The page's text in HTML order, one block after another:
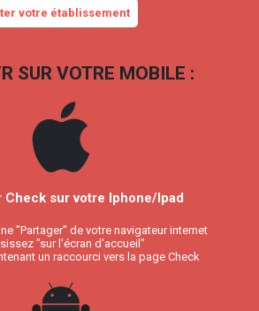
votre établissement
SUR VOTRE MOBILE :
Check sur votre Iphone/Ipad
"Partager" de votre navigateur internet
"sur l'écran d'accueil"
un raccourci vers la page Check